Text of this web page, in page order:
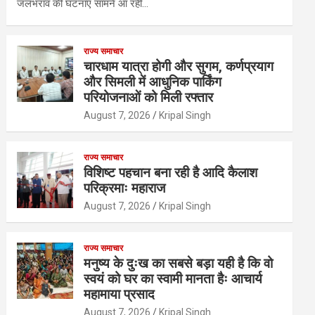
जलभराव की घटनाएं सामने आ रही…
राज्य समाचार
चारधाम यात्रा होगी और सुगम, कर्णप्रयाग
और सिमली में आधुनिक पार्किंग
परियोजनाओं को मिली रफ्तार
August 7, 2026 Kripal Singh
राज्य समाचार
विशिष्ट पहचान बना रही है आदि कैलाश
परिक्रमाः महाराज
August 7, 2026 Kripal Singh
राज्य समाचार
मनुष्य के दुःख का सबसे बड़ा यही है कि वो
स्वयं को घर का स्वामी मानता हैः आचार्य
महामाया प्रसाद
August 7, 2026 Kripal Singh